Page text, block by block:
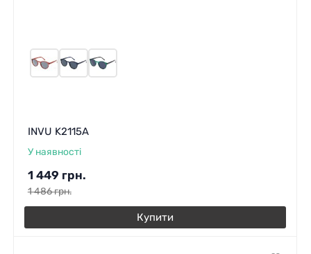
INVU K2115A
У наявності
1 449 грн.
1 486грн.
Купити